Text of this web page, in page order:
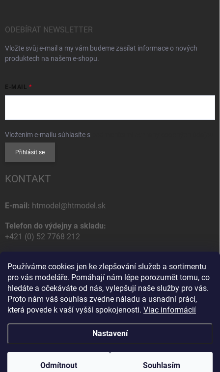
Používáme cookies jen ke zlepšování služeb a sortimentu
pro vás modeláře. Pomáhají nám lépe porozumět tomu, co
hledáte a očekáváte od nás, vylepšují naše služby pro vás.
Proto nám váš souhlas zvedne náladu a usnadní práci,
která povede k vaší vyšší spokojenosti. Viac informácií
Nastavení
Odmítnout Souhlasím
ODEBÍRAT NEWSLETTER
Vložte svůj e-mail a my vám budeme zasílat informace o nových
produktech na našem e-shopu.
E-MAIL
Vložením e-mailu súhlasíte s
Přihlásit se
KONTAKT
E-mail: htmodel@htmodel.sk
Telefon do výdejny a skladu:
+421 (0) 52 7768 212
HT model
Na letisko 49
058 01 Poprad
Slovenská Republika
Copyright 2026HT model. Všechna práva vyhrazena.Upravit nastavení